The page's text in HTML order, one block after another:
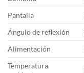
Pantalla
Ángulo de reflexión
Alimentación
Temperatura